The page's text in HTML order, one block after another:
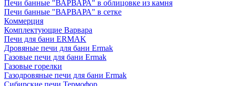
Печи банные "ВАРВАРА" в облицовке из камня
Печи банные "ВАРВАРА" в сетке
Коммерция
Комплектующие Варвара
Печи для бани ERMAK
Дровяные печи для бани Ermak
Газовые печи для бани Ermak
Газовые горелки
Газодровяные печи для бани Ermak
Сибирские печи Термофор